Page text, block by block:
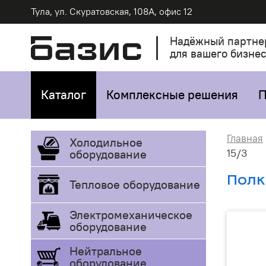
Тула, ул. Скуратовская, 108А, офис 12
Надёжный
для вашего
Каталог Комплексные решения
Холодильное
оборудование
Тепловое оборудование
Электромеханическое
оборудование
Нейтральное
оборудование
Главная
15/3